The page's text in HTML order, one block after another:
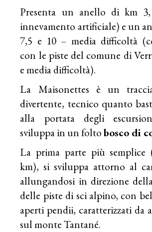
Presenta un anello di km
innevamento artificiale) e un
7,5 e 10 – media difficoltà
con le piste del comune di
e media difficoltà).
La Maisonettes è un
divertente, tecnico quanto
alla portata degli
sviluppa in un foltobosco di
La prima parte più
km), si sviluppa attorno al
allungandosi in direzione
delle piste di sci alpino, con
aperti pendii, caratterizzati da
sul monte Tantané.